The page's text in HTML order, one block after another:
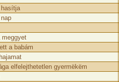
meggyet
a babám
elfelejthetetlen gyermëkëm